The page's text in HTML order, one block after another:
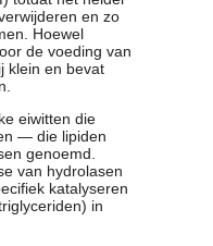
en zo
Hoewel
de voeding van
klein en bevat
eiwitten die
— die lipiden
genoemd.
van hydrolasen
katalyseren
in